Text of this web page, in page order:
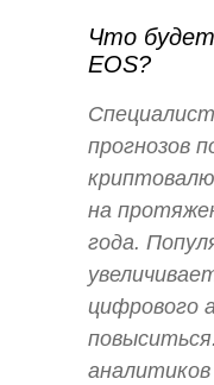
Что
EOS?
прогнозов
на
года.
цифрового